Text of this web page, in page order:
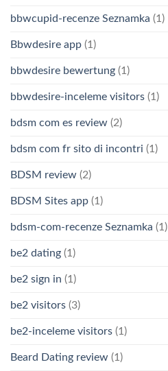
bbwcupid-recenze Seznamka (1)
Bbwdesire app (1)
bbwdesire bewertung (1)
bbwdesire-inceleme visitors (1)
bdsm com es review (2)
bdsm com fr sito di incontri (1)
BDSM review (2)
BDSM Sites app (1)
bdsm-com-recenze Seznamka (1)
be2 dating (1)
be2 sign in (1)
be2 visitors (3)
be2-inceleme visitors (1)
Beard Dating review (1)